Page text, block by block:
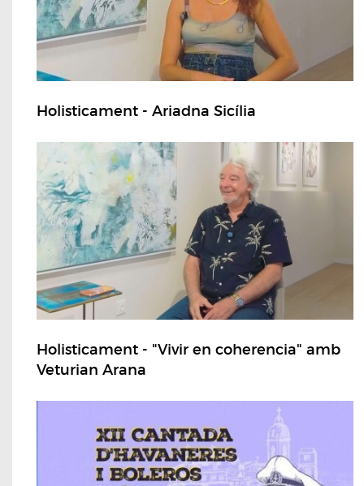
Holisticament - Ariadna Sicília
Holisticament - "Vivir en coherencia" amb
Veturian Arana